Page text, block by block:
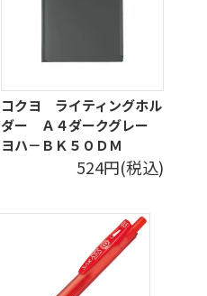
コクヨ ライティングホル
ダー Ａ４ダークグレー
ヨハ－ＢＫ５０ＤＭ
524円(税込)